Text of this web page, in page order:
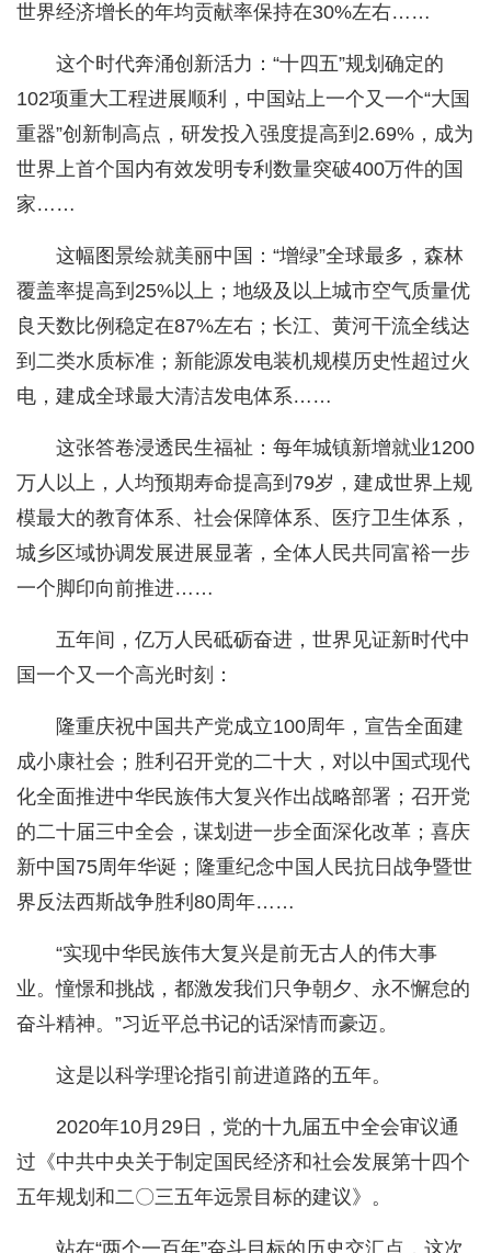
世界经济增长的年均贡献率保持在30%左右……
这个时代奔涌创新活力：“十四五”规划确定的
102项重大工程进展顺利，中国站上一个又一个“大国
重器”创新制高点，研发投入强度提高到2.69%，成为
世界上首个国内有效发明专利数量突破400万件的国
家……
这幅图景绘就美丽中国：“增绿”全球最多，森林
覆盖率提高到25%以上；地级及以上城市空气质量优
良天数比例稳定在87%左右；长江、黄河干流全线达
到二类水质标准；新能源发电装机规模历史性超过火
电，建成全球最大清洁发电体系……
这张答卷浸透民生福祉：每年城镇新增就业1200
万人以上，人均预期寿命提高到79岁，建成世界上规
模最大的教育体系、社会保障体系、医疗卫生体系，
城乡区域协调发展进展显著，全体人民共同富裕一步
一个脚印向前推进……
五年间，亿万人民砥砺奋进，世界见证新时代中
国一个又一个高光时刻：
隆重庆祝中国共产党成立100周年，宣告全面建
成小康社会；胜利召开党的二十大，对以中国式现代
化全面推进中华民族伟大复兴作出战略部署；召开党
的二十届三中全会，谋划进一步全面深化改革；喜庆
新中国75周年华诞；隆重纪念中国人民抗日战争暨世
界反法西斯战争胜利80周年……
“实现中华民族伟大复兴是前无古人的伟大事
业。憧憬和挑战，都激发我们只争朝夕、永不懈怠的
奋斗精神。”习近平总书记的话深情而豪迈。
这是以科学理论指引前进道路的五年。
2020年10月29日，党的十九届五中全会审议通
过《中共中央关于制定国民经济和社会发展第十四个
五年规划和二〇三五年远景目标的建议》。